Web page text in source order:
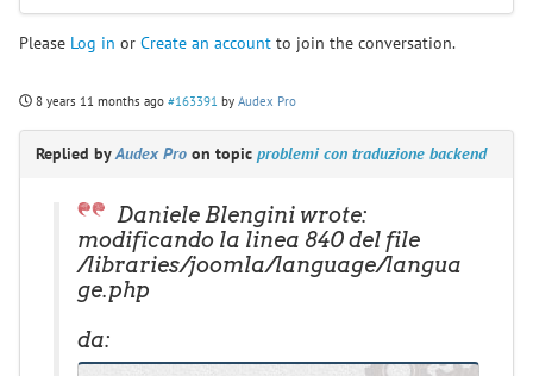
Please Log in or Create an account to join the conversation.
8 years 11 months ago #163391 byAudex Pro
Replied byAudex Pro on topic problemi con traduzione backend
Daniele Blengini wrote:
modificando la linea 840del file
/libraries/joomla/language/langua
ge.php
da: